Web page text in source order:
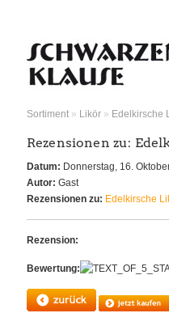
Sortiment » Likör » Edelkirsche
Rezensionen zu:
Datum: Donnerstag, 16.
Autor: Gast
Rezensionen zu: Edelkirsche
Rezension:
Bewertung: